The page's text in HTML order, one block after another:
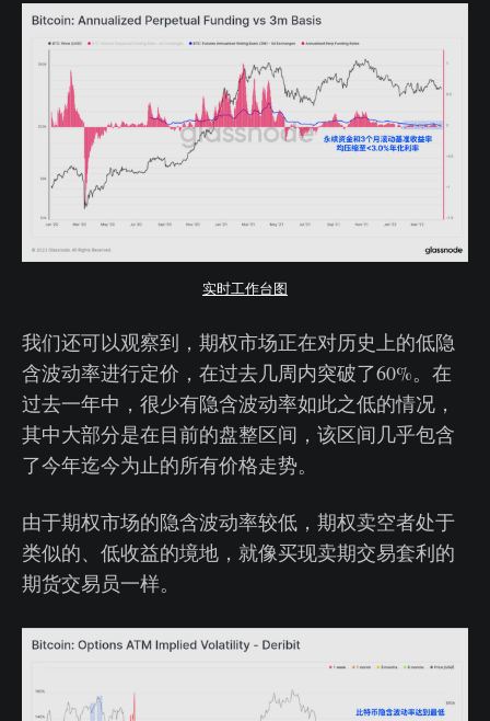
实时工作台图
我们还可以观察到，期权市场正在对历史上的低隐
含波动率进行定价，在过去几周内突破了60%。在
过去一年中，很少有隐含波动率如此之低的情况，
其中大部分是在目前的盘整区间，该区间几乎包含
了今年迄今为止的所有价格走势。
由于期权市场的隐含波动率较低，期权卖空者处于
类似的、低收益的境地，就像买现卖期交易套利的
期货交易员一样。